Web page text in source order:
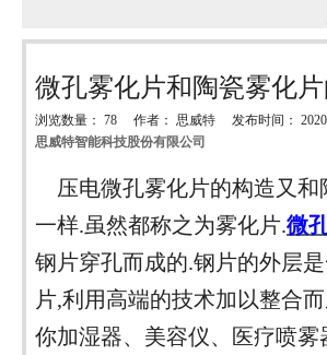
微孔雾化片和陶瓷雾化片
浏览数量： 78 作者： 思威特 发布时间：
思威特智能科技股份有限公司
压电微孔雾化片的构造又和
一样.虽然都称之为雾化片.微
钢片穿孔而成的.钢片的外层
片,利用高端的技术加以整合
你加湿器、美容仪、医疗喷雾